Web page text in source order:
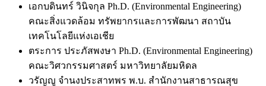
เอกบดินทร์ วินิจกุล Ph.D. (Environmental Engineering)
คณะสิ่งแวดล้อม ทรัพยากรและการพัฒนา สถาบัน
เทคโนโลยีแห่งเอเชีย
ตระการ ประภัสพงษา Ph.D. (Environmental Engineering)
คณะวิศวกรรมศาสตร์ มหาวิทยาลัยมหิดล
วรัญญู จำนงประสาทพร พ.บ. สำนักงานสาธารณสุข